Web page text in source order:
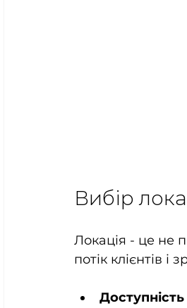
Вибір
Локація - це не
потік клієнтів